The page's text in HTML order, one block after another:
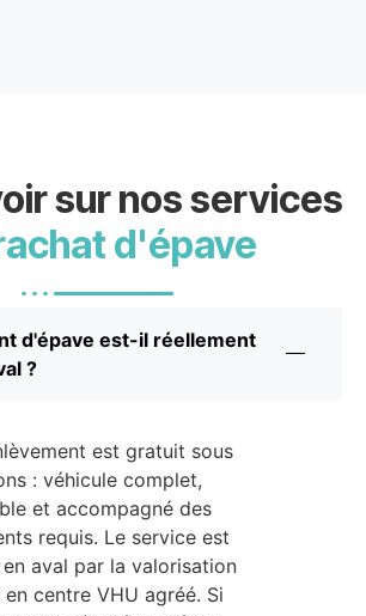
sur nos services
d'épave
d'épave est-il réellement
?
est gratuit sous
: véhicule complet,
et accompagné des
requis. Le service est
aval par la valorisation
centre VHU agréé. Si